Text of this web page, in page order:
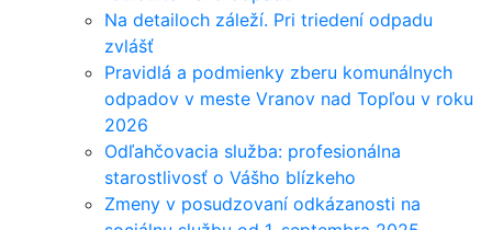
Na detailoch záleží. Pri triedení odpadu
zvlášť
Pravidlá a podmienky zberu komunálnych
odpadov v meste Vranov nad Topľou v roku
2026
Odľahčovacia služba: profesionálna
starostlivosť o Vášho blízkeho
Zmeny v posudzovaní odkázanosti na